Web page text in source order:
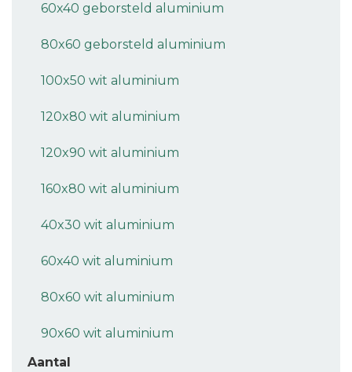
60x40 geborsteld aluminium
80x60 geborsteld aluminium
100x50 wit aluminium
120x80 wit aluminium
120x90 wit aluminium
160x80 wit aluminium
40x30 wit aluminium
60x40 wit aluminium
80x60 wit aluminium
90x60 wit aluminium
Aantal